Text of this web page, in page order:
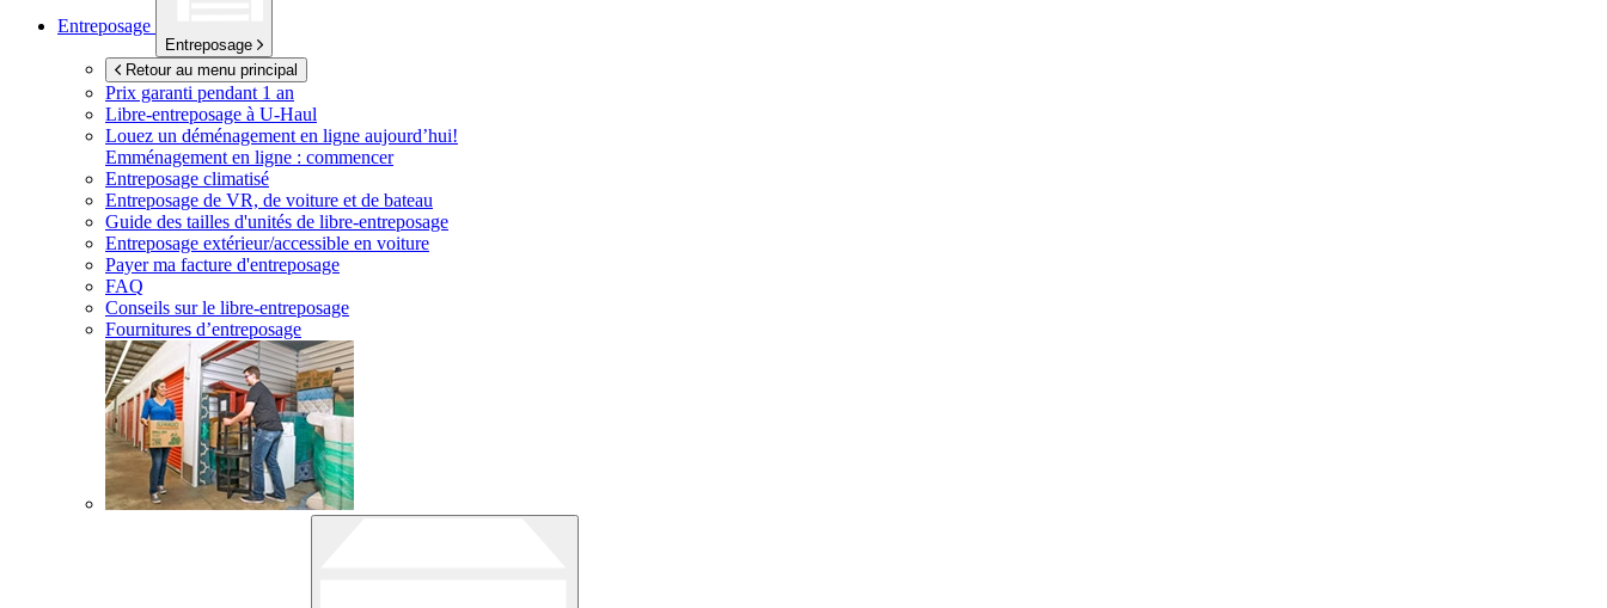
Entreposage
Entreposage
Retour au menu principal
Prix garanti pendant 1 an
Libre-entreposage à U-Haul
Louez un déménagement en ligne aujourd’hui!
Emménagement en ligne : commencer
Entreposage climatisé
Entreposage de VR, de voiture et de bateau
Guide des tailles d'unités de libre-entreposage
Entreposage extérieur/accessible en voiture
Payer ma facture d'entreposage
FAQ
Conseils sur le libre-entreposage
Fournitures d’entreposage